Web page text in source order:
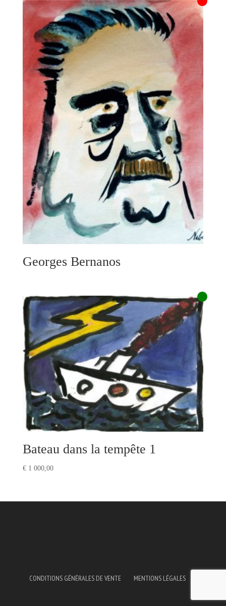
Georges Bernanos
Bateau dans la tempête 1
€1 000,00
CONDITIONS GÉNÉRALES DE VENTE MENTIONS LÉGALES